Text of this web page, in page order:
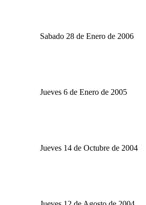
Sabado 28 de Enero de 2006
Jueves 6 de Enero de 2005
Jueves 14 de Octubre de 2004